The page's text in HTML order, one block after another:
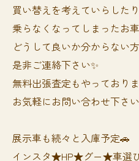
買い替えを考えていらしたり
乗らなくなってしまったお
どうして良いか分からない方
是非ご連絡下さい✨
無料出張査定もやっており
お気軽にお問い合わせ下さい
展示車も続々と入庫予定🚗
インスタ★HP★グー★車選